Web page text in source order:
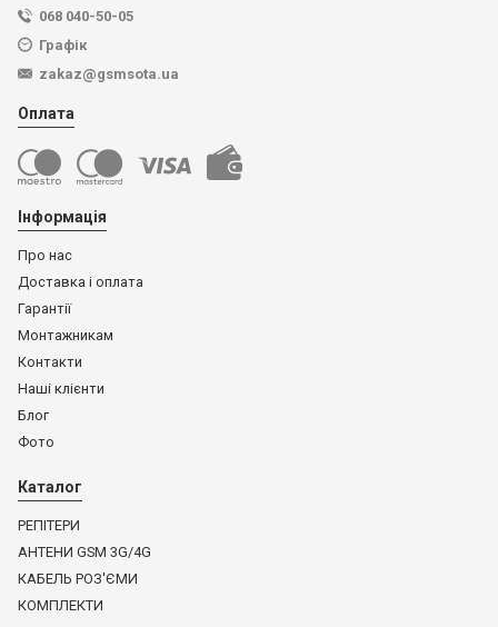
068 040-50-05
Графік
zakaz@gsmsota.ua
Оплата
Інформація
Про нас
Доставка і оплата
Гарантії
Монтажникам
Контакти
Наші клієнти
Блог
Фото
Каталог
РЕПІТЕРИ
АНТЕНИ GSM 3G/4G
КАБЕЛЬ РОЗ'ЄМИ
КОМПЛЕКТИ